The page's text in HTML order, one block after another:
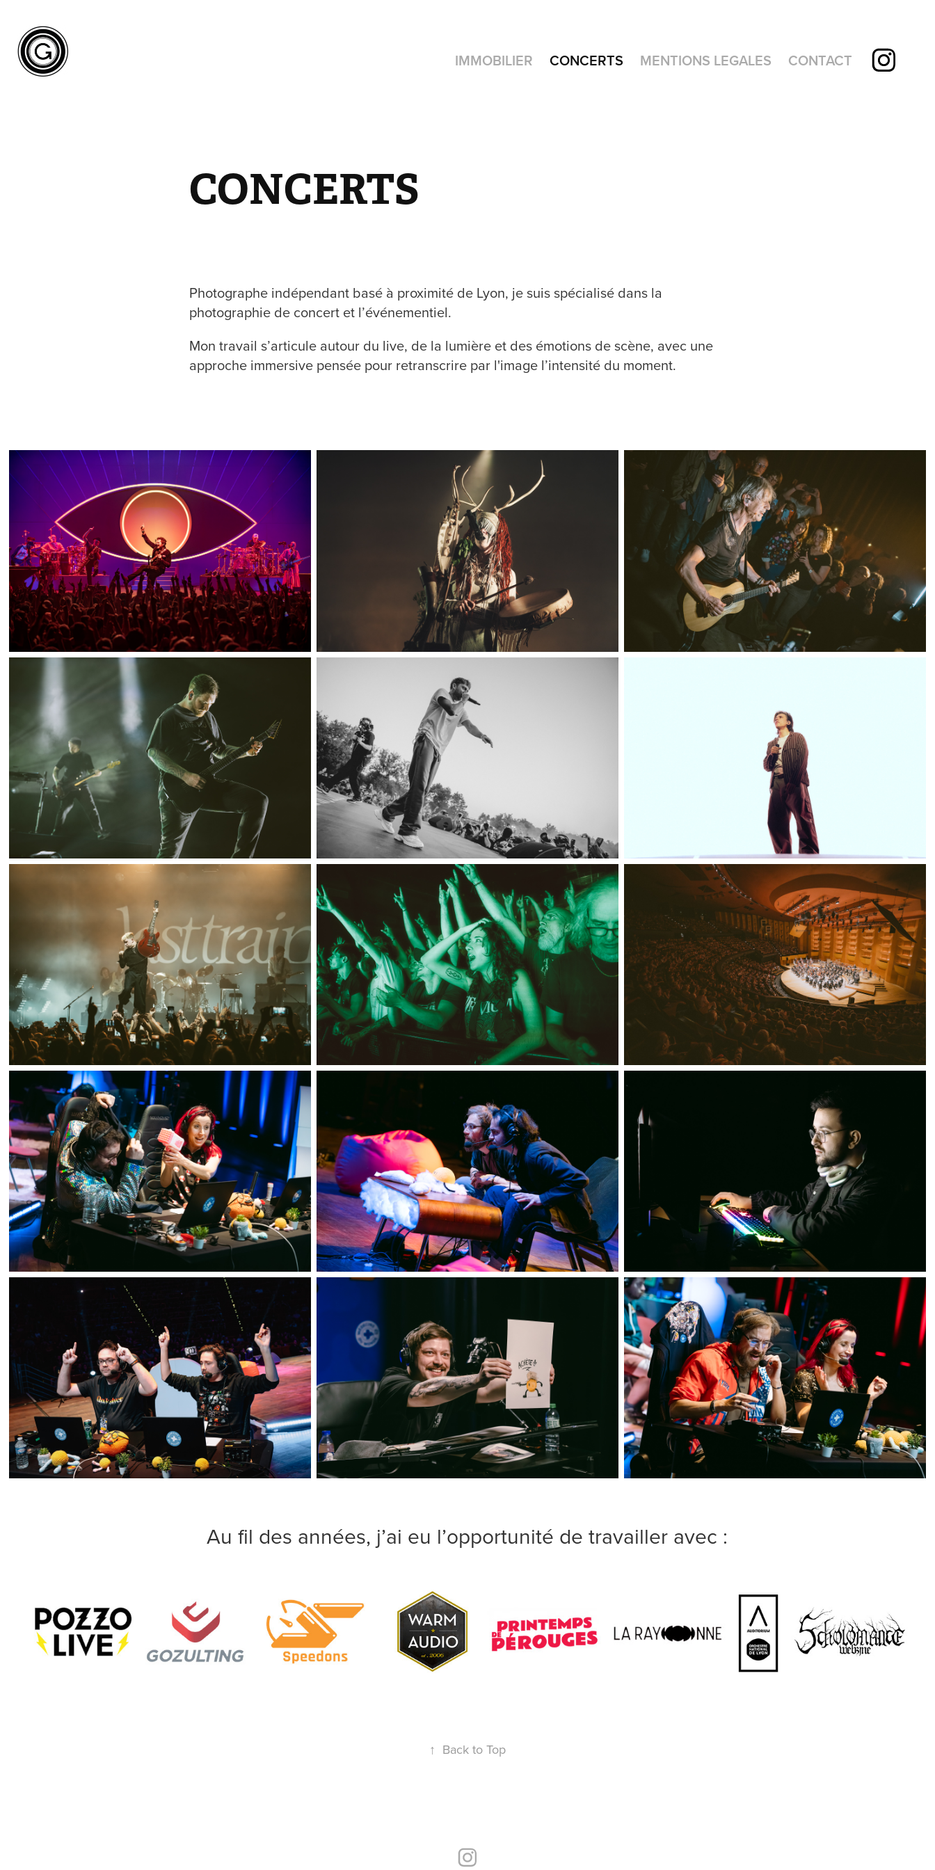
IMMOBILIER CONCERTS MENTIONS LEGALES CONTACT
CONCERTS
Photographe indépendant basé à proximité de Lyon, je suis spécialisé dans la
photographie de concert et l’événementiel.
Mon travail s’articule autour du live, de la lumière et des émotions de scène, avec une
approche immersive pensée pour retranscrire par l'image l’intensité du moment.
Au fil des années, j’ai eu l’opportunité de travailler avec :
↑ Back to Top